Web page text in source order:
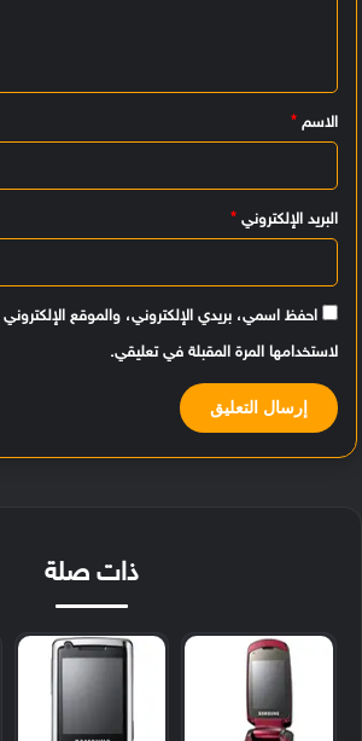
ي
ق
الاسم *
البريد الإلكتروني *
احفظ اسمي، بريدي الإلكتروني، والموقع
لاستخدامها المرة المقبلة في تعليقي.
ذات صلة